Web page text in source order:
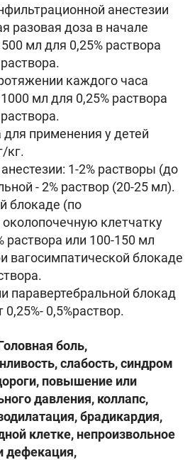
анестезии
разовая доза в начале
мл для 0,25% раствора
каждого часа
мл для 0,25% раствора
применения у детей
кг.
1-2% растворы (до
- 2% раствор (20-25 мл).
блокаде (по
клетчатку
раствора или 100-150 мл
вагосимпатической блокаде
паравертебральной блокад
0,5%раствор.
боль,
слабость, синдром
повышение или
давления, коллапс,
брадикардия,
клетке, непроизвольное
дефекация,